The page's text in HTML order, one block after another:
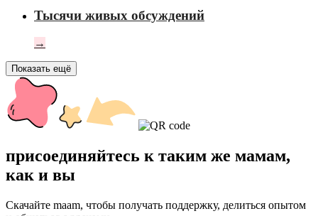
Тысячи живых обсуждений
→
Показать ещё
присоединяйтесь к таким же мамам,
как и вы
Скачайте maam, чтобы получать поддержку, делиться опытом